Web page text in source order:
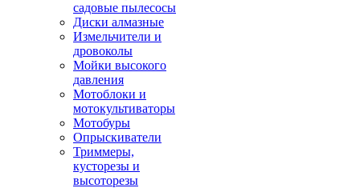
садовые пылесосы
Диски алмазные
Измельчители и
дровоколы
Мойки высокого
давления
Мотоблоки и
мотокультиваторы
Мотобуры
Опрыскиватели
Триммеры,
кусторезы и
высоторезы